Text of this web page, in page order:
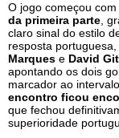
O jogo começou com
da primeira parte ,
claro sinal do estilo
resposta
Marques e David
apontando os dois
marcador ao
encontro ficou
que fechou
superioridade